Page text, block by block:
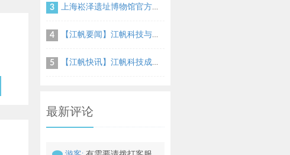
3 上海崧泽遗址博物馆官方网站
4 【江帆要闻】江帆科技与上海交通大学海派文化研究所就文物修复方面达成合作协议
5 【江帆快讯】江帆科技成功中标上海博物馆松江广富林考古绘图项目
最新评论